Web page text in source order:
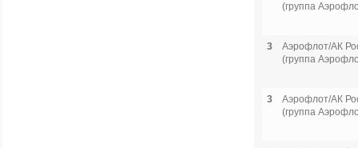
(группа
3
Аэрофлот/АК
(группа
3
Аэрофлот/АК
(группа